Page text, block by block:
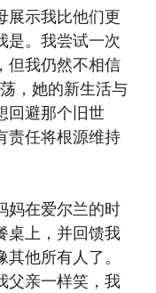
展示我比他们更
是。我尝试一次
但我仍然不相信
，她的新生活与
回避那个旧世
责任将根源维持
妈在爱尔兰的时
桌上，并回馈我
他所有人了。
父亲一样笑，我